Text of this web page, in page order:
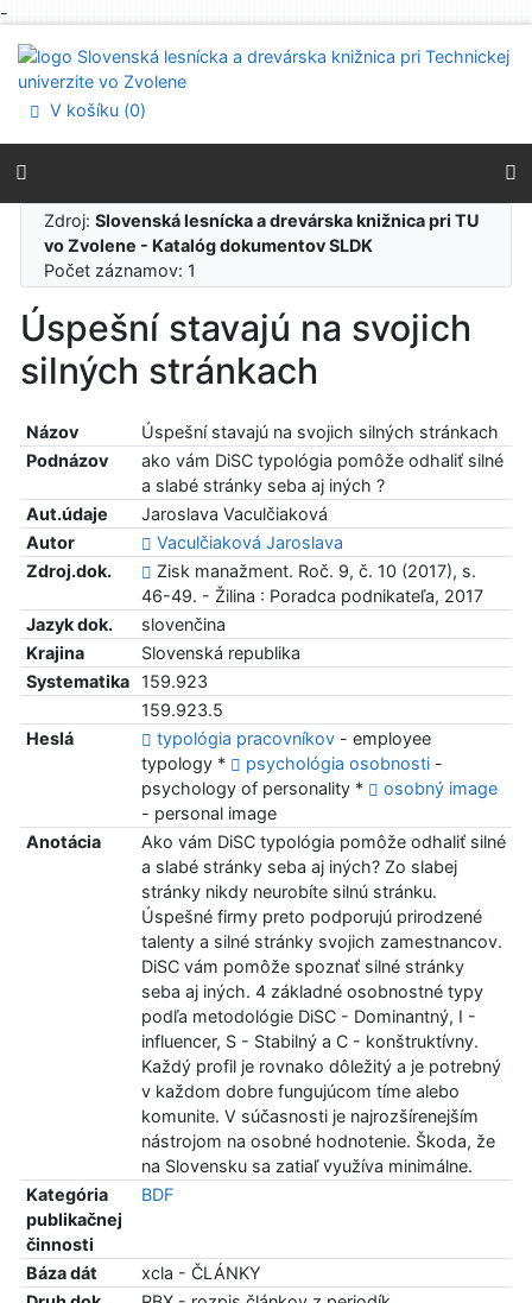
-
Prejsť na menu
Prehlásenie o webovej prístupnosti
V košíku (0)
Zdroj:Slovenská lesnícka a drevárska knižnica pri TU
vo Zvolene - Katalóg dokumentov SLDK
Počet záznamov: 1
Úspešní stavajú na svojich
silných stránkach
Názov
Úspešní stavajú na svojich silných stránkach
Podnázov
ako vám DiSC typológia pomôže odhaliť silné
a slabé stránky seba aj iných ?
Aut.údaje
Jaroslava Vaculčiaková
Autor
Vaculčiaková Jaroslava
Zdroj.dok.
Zisk manažment. Roč. 9, č. 10 (2017), s.
46-49. - Žilina : Poradca podnikateľa, 2017
Jazyk dok.
slovenčina
Krajina
Slovenská republika
Systematika
159.923
159.923.5
Heslá
typológia pracovníkov- employee
typology *
psychológia osobnosti-
psychology of personality *
osobný image
- personal image
Anotácia
Ako vám DiSC typológia pomôže odhaliť silné
a slabé stránky seba aj iných? Zo slabej
stránky nikdy neurobíte silnú stránku.
Úspešné firmy preto podporujú prirodzené
talenty a silné stránky svojich zamestnancov.
DiSC vám pomôže spoznať silné stránky
seba aj iných. 4 základné osobnostné typy
podľa metodológie DiSC - Dominantný, I -
influencer, S - Stabilný a C - konštruktívny.
Každý profil je rovnako dôležitý a je potrebný
v každom dobre fungujúcom tíme alebo
komunite. V súčasnosti je najrozšírenejším
nástrojom na osobné hodnotenie. Škoda, že
na Slovensku sa zatiaľ využíva minimálne.
Kategória
publikačnej
činnosti
BDF
Báza dát
xcla - ČLÁNKY